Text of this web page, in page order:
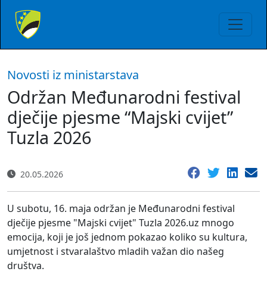
Novosti iz ministarstava
Održan Međunarodni festival
dječije pjesme “Majski cvijet”
Tuzla 2026
20.05.2026
U subotu, 16. maja održan je Međunarodni festival
dječije pjesme "Majski cvijet" Tuzla 2026.uz mnogo
emocija, koji je još jednom pokazao koliko su kultura,
umjetnost i stvaralaštvo mladih važan dio našeg
društva.